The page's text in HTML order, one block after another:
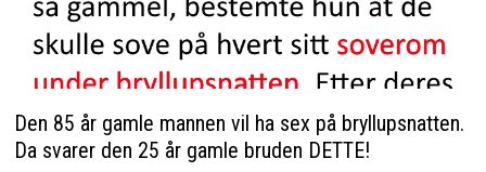
Den 85 år gamle mannen vil ha sex på bryllupsnatten.
Da svarer den 25 år gamle bruden DETTE!